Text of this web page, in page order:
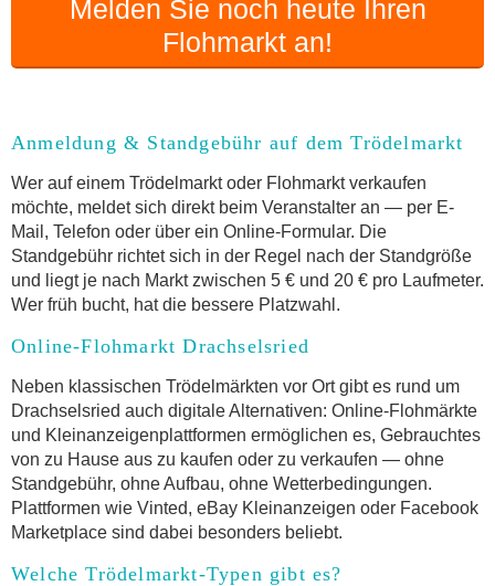
Flohmarkt-Termin melden
Melden Sie noch heute Ihren
Flohmarkt an!
Anmeldung & Standgebühr auf dem Trödelmarkt
Wer auf einem Trödelmarkt oder Flohmarkt verkaufen
möchte, meldet sich direkt beim Veranstalter an — per E-
Mail, Telefon oder über ein Online-Formular. Die
Standgebühr richtet sich in der Regel nach der Standgröße
und liegt je nach Markt zwischen 5 € und 20 € pro Laufmeter.
Wer früh bucht, hat die bessere Platzwahl.
Online-Flohmarkt Drachselsried
Neben klassischen Trödelmärkten vor Ort gibt es rund um
Drachselsried auch digitale Alternativen: Online-Flohmärkte
und Kleinanzeigenplattformen ermöglichen es, Gebrauchtes
von zu Hause aus zu kaufen oder zu verkaufen — ohne
Standgebühr, ohne Aufbau, ohne Wetterbedingungen.
Plattformen wie Vinted, eBay Kleinanzeigen oder Facebook
Marketplace sind dabei besonders beliebt.
Welche Trödelmarkt-Typen gibt es?